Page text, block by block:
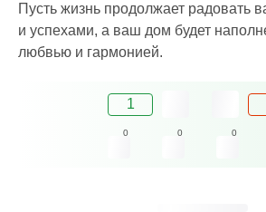
Пусть жизнь продолжает радовать
и успехами, а ваш дом будет
любвью и гармонией.
1
0 0 0